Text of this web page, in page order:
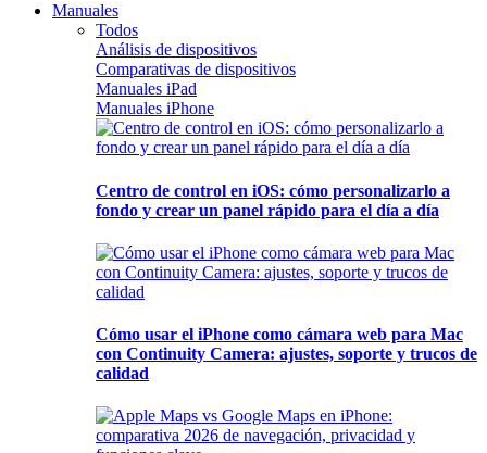
Manuales
Todos
Análisis de dispositivos
Comparativas de dispositivos
Manuales iPad
Manuales iPhone
Centro de control en iOS: cómo personalizarlo a
fondo y crear un panel rápido para el día a día
Cómo usar el iPhone como cámara web para Mac
con Continuity Camera: ajustes, soporte y trucos de
calidad